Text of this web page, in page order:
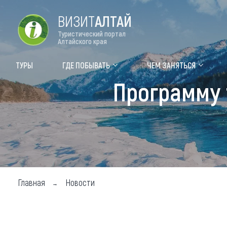
Туры Где
ВИЗИТАЛТАЙ
Туристический портал
Алтайского края
ТУРЫ ГДЕ ПОБЫВАТЬ ЧЕМ ЗАНЯТЬСЯ
Программу
Главная Новости